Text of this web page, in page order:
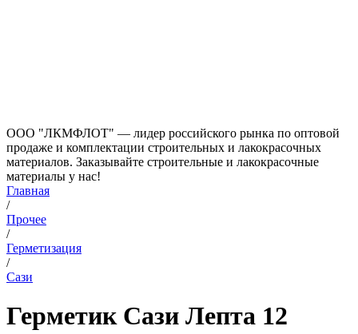
ООО "ЛКМФЛОТ" — лидер российского рынка по оптовой
продаже и комплектации строительных и лакокрасочных
материалов. Заказывайте строительные и лакокрасочные
материалы у нас!
Главная
/
Прочее
/
Герметизация
/
Сази
Герметик Сази Лепта 12